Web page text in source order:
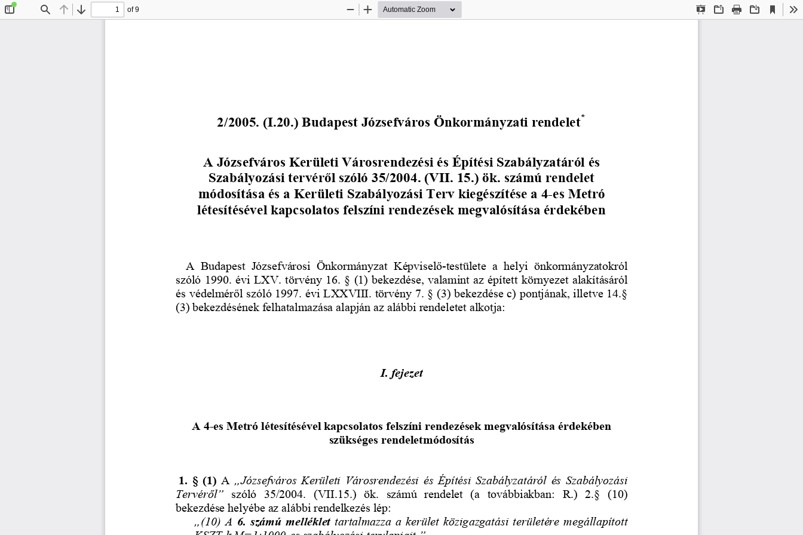
Find Previous
Next
of 9
Presentation
OpenPrint Download
Current
View
Zoom
Zoom
2/2005. (I.20.) Budapest Józsefváros Önkormányzati rendelet*
A Józsefváros Kerületi Városrendezési és Építési Szabályzatáról és
Szabályozási tervéről szóló 35/2004. (VII. 15.) ök. számú rendelet
módosítása és a Kerületi Szabályozási Terv kiegészítése a 4-es Metró
létesítésével kapcsolatos felszíni rendezések megvalósítása érdekében
A  Budapest  Józsefvárosi  Önkormányzat  Képviselő-testülete  a  helyi  önkormányzatokról
szóló 1990. évi LXV. törvény 16. § (1) bekezdése, valamint az épített környezet alakításáról
és védelméről szóló 1997. évi LXXVIII. törvény 7. § (3) bekezdése c) pontjának, illetve 14.§
(3) bekezdésének felhatalmazása alapján az alábbi rendeletet alkotja:
I. fejezet
A 4-es Metró létesítésével kapcsolatos felszíni rendezések megvalósítása érdekében
szükséges rendeletmódosítás
  1.  §  (1)
A „Józsefváros  Kerületi  Városrendezési  és  Építési  Szabályzatáról  és  Szabályozási
Tervéről” szóló   35/2004.   (VII.15.)   ök.   számú   rendelet   (a   továbbiakban:   R.)   2.§   (10)
bekezdése helyébe az alábbi rendelkezés lép:
„(10)  A 6.  számú  melléklet tartalmazza  a  kerület  közigazgatási  területére  megállapított